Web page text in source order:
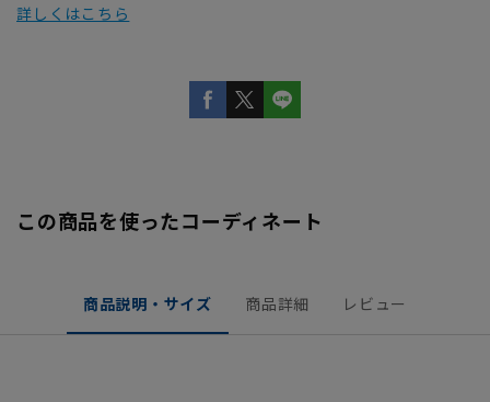
詳しくはこちら
この商品を使ったコーディネート
商品説明・サイズ 商品詳細 レビュー